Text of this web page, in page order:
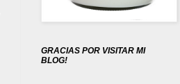
GRACIAS POR VISITAR MI
BLOG!